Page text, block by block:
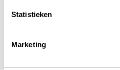
Statistieken
Marketing
BREITES SORTIMENT